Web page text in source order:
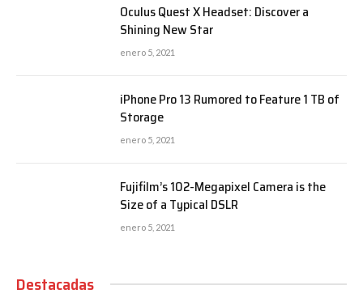
Oculus Quest X Headset: Discover a
Shining New Star
enero 5, 2021
iPhone Pro 13 Rumored to Feature 1 TB of
Storage
enero 5, 2021
Fujifilm’s 102-Megapixel Camera is the
Size of a Typical DSLR
enero 5, 2021
Destacadas